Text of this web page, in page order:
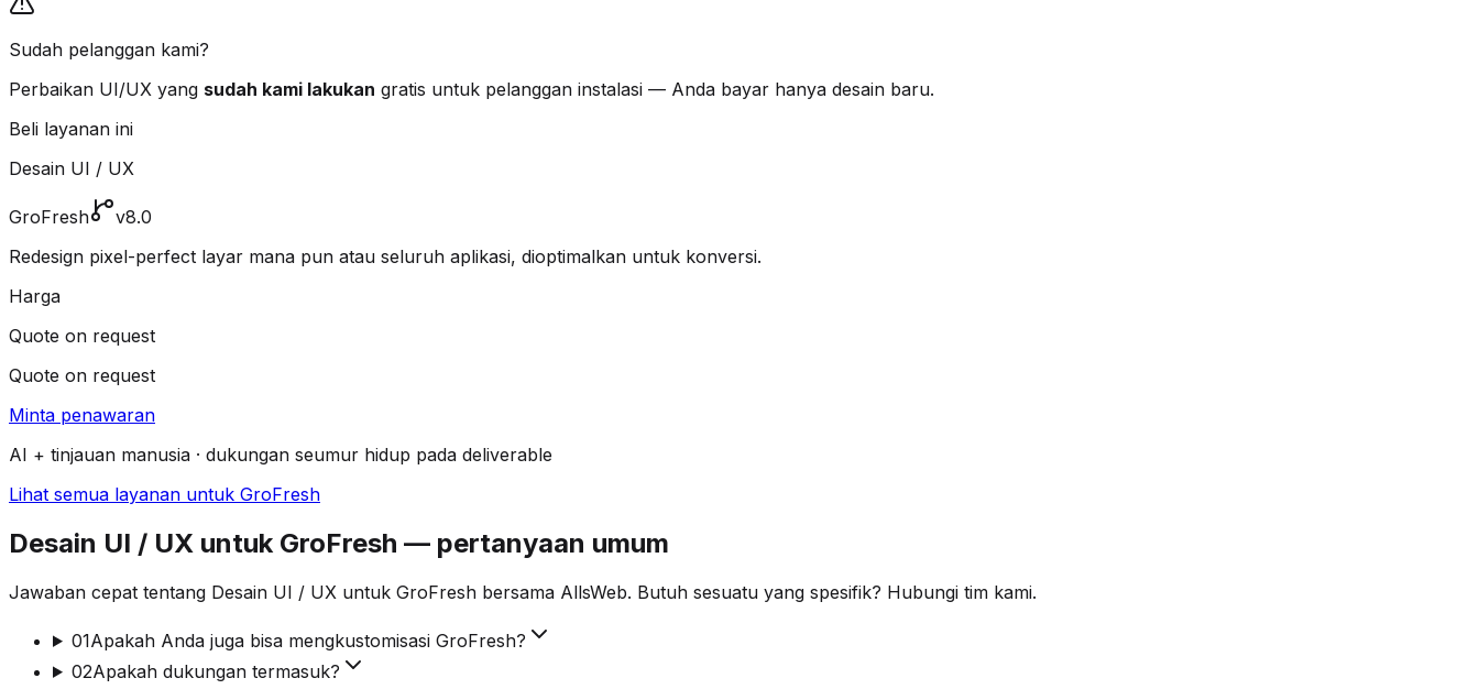
Sudah pelanggan kami?
Perbaikan UI/UX yang sudah kami lakukan gratis untuk pelanggan instalasi — Anda bayar hanya desain baru.
Beli layanan ini
Desain UI / UX
GroFresh
v8.0
Redesign pixel-perfect layar mana pun atau seluruh aplikasi, dioptimalkan untuk konversi.
Harga
Quote on request
Quote on request
Minta penawaran
AI + tinjauan manusia · dukungan seumur hidup pada deliverable
Lihat semua layanan untuk GroFresh
Desain UI / UX untuk GroFresh — pertanyaan umum
Jawaban cepat tentang Desain UI / UX untuk GroFresh bersama AllsWeb. Butuh sesuatu yang spesifik? Hubungi tim kami.
01Apakah Anda juga bisa mengkustomisasi GroFresh?
02Apakah dukungan termasuk?